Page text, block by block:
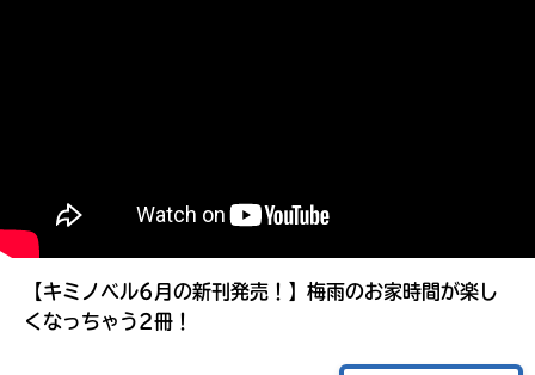
【キミノベル6月の新刊発売！】梅雨のお家時間が楽し
くなっちゃう2冊！